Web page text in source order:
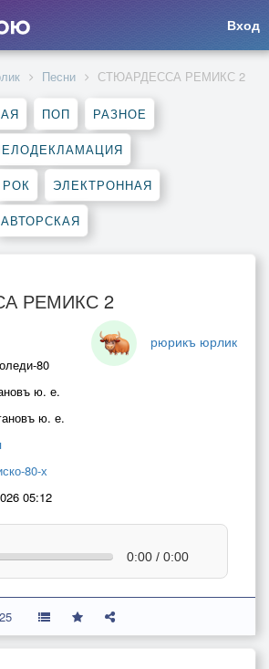
Вход
Песни СТЮАРДЕССА РЕМИКС 2
ПОП РАЗНОЕ
РОК ЭЛЕКТРОННАЯ
АВТОРСКАЯ
РЕМИКС 2
рюрикъ юрлик
80
ю. е.
ю. е.
80-х
05:12
0:00 / 0:00
25